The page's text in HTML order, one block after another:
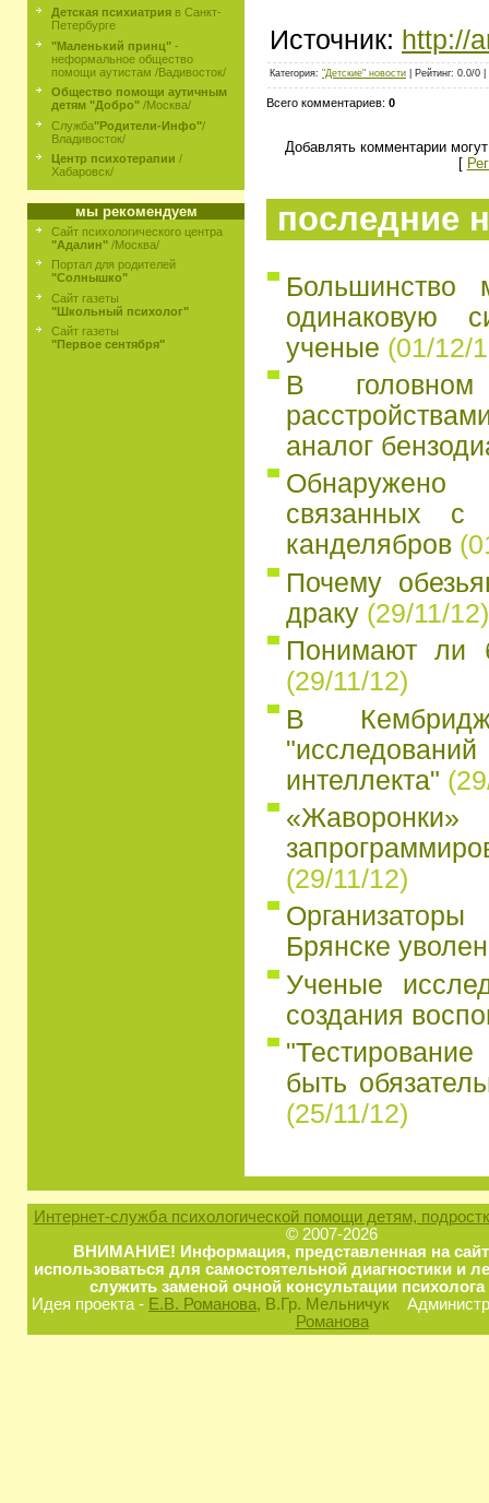
Детская психиатрия в Санкт-
Петербурге
"Маленький принц" -
неформальное общество
помощи аутистам /Вадивосток/
Общество помощи аутичным
детям "Добро" /Москва/
Служба"Родители-Инфо"/
Владивосток/
Центр психотерапии /
Хабаровск/
мы рекомендуем
Сайт психологического центра
"Адалин" /Москва/
Портал для родителей
"Солнышко"
Сайт газеты
"Школьный психолог"
Сайт газеты
"Первое сентября"
Источник: http://
Категория: "Детские" новости | Рейтинг: 0.0/0 |
Всего комментариев: 0
Добавлять комментарии
[
последние
Большинство
одинаковую
ученые (01/12/
В
аналог
связанных с
канделябров
Почему
драку (29/11/12)
Понимают ли
(29/11/12)
В
интеллекта"
(29/11/12)
Брянске
Ученые
создания
быть
(25/11/12)
Интернет-служба психологической помощи детям,
© 2007-2026
ВНИМАНИЕ! Информация, представленная на
использоваться для самостоятельной диагностики и
служить заменой очной консультации
Идея проекта - Е.В. Романова, В.Гр. Мельничук
Романова